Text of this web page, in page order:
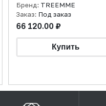
Бренд: TREEMME
Заказ: Под заказ
66 120.00 ₽